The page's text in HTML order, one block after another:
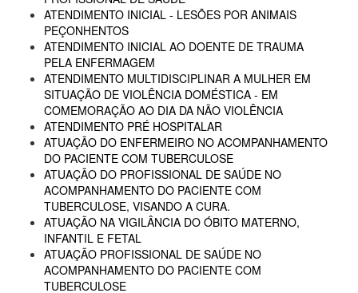
ATENDIMENTO INICIAL - LESÕES POR ANIMAIS
PEÇONHENTOS
ATENDIMENTO INICIAL AO DOENTE DE TRAUMA
PELA ENFERMAGEM
ATENDIMENTO MULTIDISCIPLINAR A MULHER EM
SITUAÇÃO DE VIOLÊNCIA DOMÉSTICA - EM
COMEMORAÇÃO AO DIA DA NÃO VIOLÊNCIA
ATENDIMENTO PRÉ HOSPITALAR
ATUAÇÃO DO ENFERMEIRO NO ACOMPANHAMENTO
DO PACIENTE COM TUBERCULOSE
ATUAÇÃO DO PROFISSIONAL DE SAÚDE NO
ACOMPANHAMENTO DO PACIENTE COM
TUBERCULOSE, VISANDO A CURA.
ATUAÇÃO NA VIGILÂNCIA DO ÓBITO MATERNO,
INFANTIL E FETAL
ATUAÇÃO PROFISSIONAL DE SAÚDE NO
ACOMPANHAMENTO DO PACIENTE COM
TUBERCULOSE